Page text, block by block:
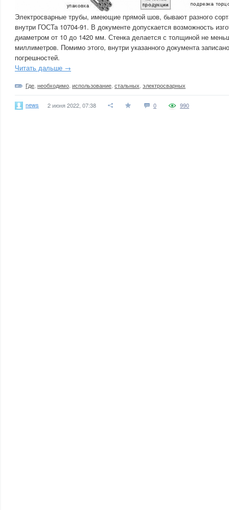
Электросварные трубы, имеющие прямой шов, бывают разного
внутри ГОСТа 10704-91. В документе допускается возможность
диаметром от 10 до 1420 мм. Стенка делается с толщиной не
миллиметров. Помимо этого, внутри указанного документа
погрешностей.
Читать дальше →
Где необходимо использование стальных электросварных
news 2 июня 2022, 07:38 0 990